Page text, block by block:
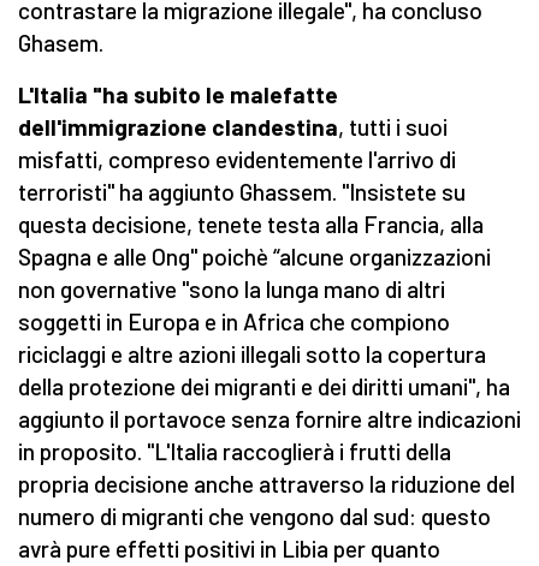
contrastare la migrazione illegale", ha concluso
Ghasem.
L'Italia "ha subito le malefatte
dell'immigrazione clandestina, tutti i suoi
misfatti, compreso evidentemente l'arrivo di
terroristi" ha aggiunto Ghassem. "Insistete su
questa decisione, tenete testa alla Francia, alla
Spagna e alle Ong" poichè “alcune organizzazioni
non governative "sono la lunga mano di altri
soggetti in Europa e in Africa che compiono
riciclaggi e altre azioni illegali sotto la copertura
della protezione dei migranti e dei diritti umani", ha
aggiunto il portavoce senza fornire altre indicazioni
in proposito. "L'Italia raccoglierà i frutti della
propria decisione anche attraverso la riduzione del
numero di migranti che vengono dal sud: questo
avrà pure effetti positivi in Libia per quanto